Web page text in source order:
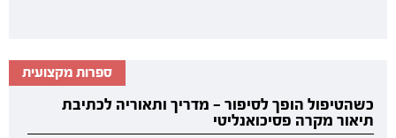
ספרות מקצועית
כשהטיפול הופך לסיפור — מדריך ותאוריה לכתיבת
תיאור מקרה פסיכואנליטי